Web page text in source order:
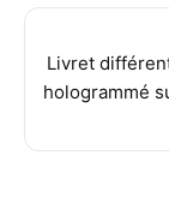
Livret
hologrammé